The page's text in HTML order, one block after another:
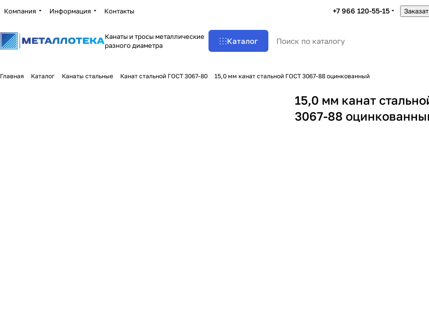
Компания Информация Контакты +7 966 120-55-15
Канаты и тросы металлические
разного диаметра
Каталог
Главная Каталог Канаты стальные Канат стальной ГОСТ 3067-80 15,0 мм канат стальной ГОСТ 3067-88 оцинкованный
15,0 мм канат
3067-88